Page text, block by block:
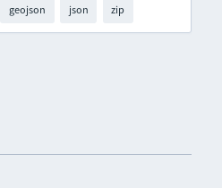
geojson json zip